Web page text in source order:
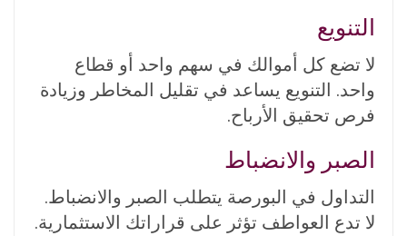
التنويع
لا تضع كل أموالك في سهم واحد أو قطاع
واحد. التنويع يساعد في تقليل المخاطر وزيادة
فرص تحقيق الأرباح.
الصبر والانضباط
التداول في البورصة يتطلب الصبر والانضباط.
لا تدع العواطف تؤثر على قراراتك الاستثمارية.